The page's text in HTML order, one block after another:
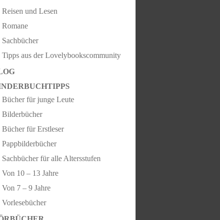
Reisen und Lesen
Romane
Sachbücher
Tipps aus der Lovelybookscommunity
Bücher für junge Leute
Bilderbücher
Bücher für Erstleser
Pappbilderbücher
Sachbücher für alle Altersstufen
Von 10 – 13 Jahre
Von 7 – 9 Jahre
Vorlesebücher